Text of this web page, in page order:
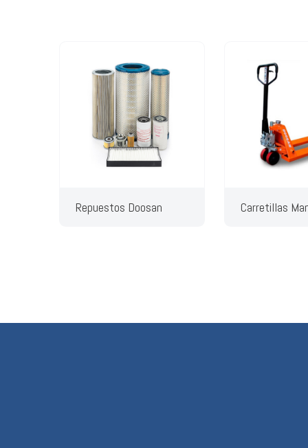
Repuestos Doosan Carretillas